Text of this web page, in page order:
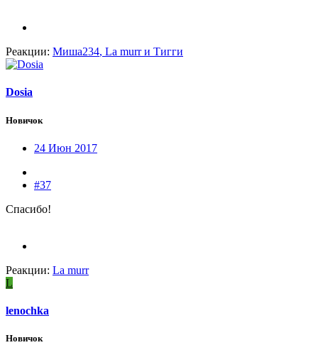
Реакции: Миша234, La murrи Тигги
Dosia
Новичок
24 Июн 2017
#37
Спасибо!
Реакции: La murr
L
lenochka
Новичок